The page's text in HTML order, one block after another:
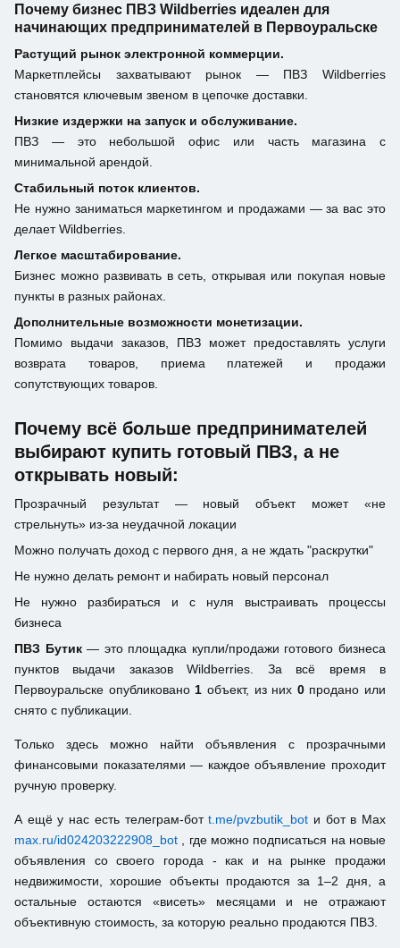
Почему бизнес ПВЗ Wildberries идеален для
начинающих предпринимателей в Первоуральске
Растущий рынок электронной коммерции.
Маркетплейсы захватывают рынок — ПВЗ Wildberries
становятся ключевым звеном в цепочке доставки.
Низкие издержки на запуск и обслуживание.
ПВЗ — это небольшой офис или часть магазина с
минимальной арендой.
Стабильный поток клиентов.
Не нужно заниматься маркетингом и продажами — за вас это
делает Wildberries.
Легкое масштабирование.
Бизнес можно развивать в сеть, открывая или покупая новые
пункты в разных районах.
Дополнительные возможности монетизации.
Помимо выдачи заказов, ПВЗ может предоставлять услуги
возврата товаров, приема платежей и продажи
сопутствующих товаров.
Почему всё больше предпринимателей
выбирают купить готовый ПВЗ, а не
открывать новый:
Прозрачный результат — новый объект может «не
стрельнуть» из-за неудачной локации
Можно получать доход с первого дня, а не ждать "раскрутки"
Не нужно делать ремонт и набирать новый персонал
Не нужно разбираться и с нуля выстраивать процессы
бизнеса
ПВЗ Бутик— это площадка купли/продажи готового бизнеса
пунктов выдачи заказов Wildberries. За всё время в
Первоуральске опубликовано 1 объект, из них 0продано или
снято с публикации.
Только здесь можно найти объявления с прозрачными
финансовыми показателями — каждое объявление проходит
ручную проверку.
А ещё у нас есть телеграм-ботt.me/pvzbutik_bot и бот в Max
max.ru/id024203222908_bot
, где можно подписаться на новые
объявления со своего города - как и на рынке продажи
недвижимости, хорошие объекты продаются за 1–2 дня, а
остальные остаются «висеть» месяцами и не отражают
объективную стоимость, за которую реально продаются ПВЗ.